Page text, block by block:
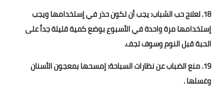
18. لعلاج حب الشباب: يجب أن تكون حذر في إستخدامها ويجب
إستخدامها مرة واحدة في الأسبوع بوضع كمية قليلة جداً على
الحبة قبل النوم وسوف تجف.
19. منع الضباب عن نظارات السباحة: إمسحها بمعجون الأسنان
وغسلها .